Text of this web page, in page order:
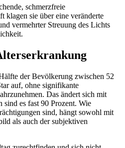
schmerzfreie
klagen sie über eine veränderte
vermehrter Streuung des Lichts
der Bevölkerung zwischen 52
auf, ohne signifikante
Das ändert sich mit
sind es fast 90 Prozent. Wie
sind, hängt sowohl mit
als auch der subjektiven